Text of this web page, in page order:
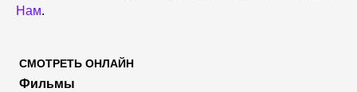
Нам.
СМОТРЕТЬ ОНЛАЙН
Фильмы